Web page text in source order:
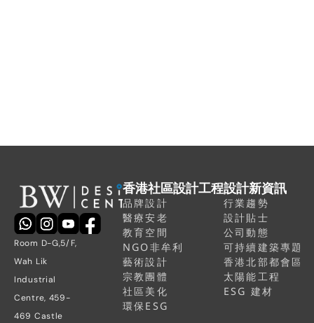
Room D-G,5/F,
Wah Lik
Industrial
Centre, 459-
469 Castle
香港社區設計工程
品牌設計
醫療安老
教育空間
NGO非牟利
藝術設計
宗教團體
社區美化
環保ESG
設計新資訊
行業趨勢
設計貼士
公司動態
可持續建築專題
香港北部都會區
太陽能工程
ESG 建材